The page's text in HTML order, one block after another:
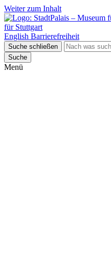
Weiter zum Inhalt
für Stuttgart
English Barrierefreiheit
Suche schließen
Suche
Menü